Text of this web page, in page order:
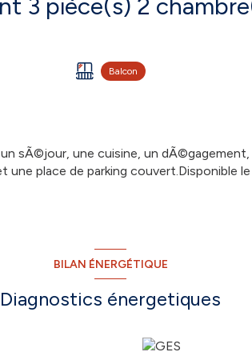
Balcon
sÃ©jour, une cuisine, un dÃ©gagement,
place de parking couvert.Disponible
BILAN ÉNERGÉTIQUE
Diagnostics énergetiques